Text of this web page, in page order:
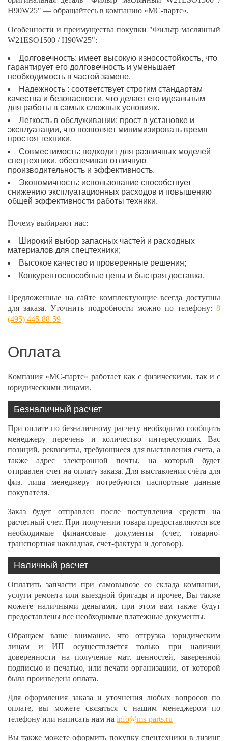
H90W25" — обращайтесь в компанию «МС-партс».
Особенности и преимущества покупки "Фильтр маслянный
W21ESO1500 / H90W25":
Долговечность: имеет высокую износостойкость, что
гарантирует его долговечность и уменьшает
необходимость в частой замене.
Надежность : соответствует строгим стандартам
качества и безопасности, что делает его идеальным
для работы в самых сложных условиях.
Легкость в обслуживании: прост в установке и
эксплуатации, что позволяет минимизировать время
простоя техники.
Совместимость: подходит для различных моделей
спецтехники, обеспечивая отличную
производительность и эффективность.
Экономичность: использование способствует
снижению эксплуатационных расходов и повышению
общей эффективности работы техники.
Почему выбирают нас:
Широкий выбор запасных частей и расходных
материалов для спецтехники;
Высокое качество и проверенные решения;
Конкурентоспособные цены и быстрая доставка.
Предложенные на сайте комплектующие всегда доступны
для заказа. Уточнить подробности можно по телефону: 8
(495) 445-88-59
Оплата
Компания «МС-партс» работает как с физическими, так и с
юридическими лицами.
Безналичный расчет
При оплате по безналичному расчету необходимо сообщить
менеджеру перечень и количество интересующих Вас
позиций, реквизиты, требующиеся для выставления счета, а
также адрес электронной почты, на который будет
отправлен счет на оплату заказа. Для выставления счёта для
физ. лица менеджеру потребуются паспортные данные
покупателя.
Заказ будет отправлен после поступления средств на
расчетный счет. При получении товара предоставляются все
необходимые финансовые документы (счет, товарно-
транспортная накладная, счет-фактура и договор).
Наличный расчет
Оплатить запчасти при самовывозе со склада компании,
услуги ремонта или выездной бригады и прочее, Вы также
можете наличными деньгами, при этом вам также будут
предоставлены все необходимые платежные документы.
Обращаем ваше внимание, что отгрузка юридическим
лицам и ИП осуществляется только при наличии
доверенности на получение мат. ценностей, заверенной
подписью и печатью, или печати организации, от которой
была произведена оплата.
Для оформления заказа и уточнения любых вопросов по
оплате, вы можете связаться с нашим менеджером по
телефону или написать нам на info@ms-parts.ru
Вы также можете оформить покупку спецтехники в лизинг